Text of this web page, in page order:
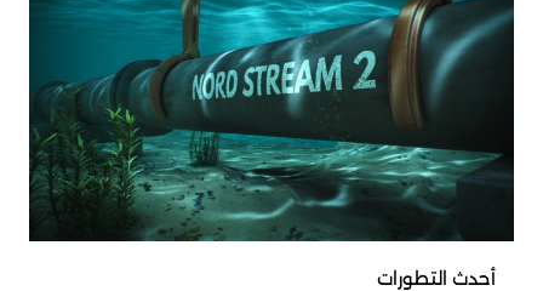
أحدث التطورات